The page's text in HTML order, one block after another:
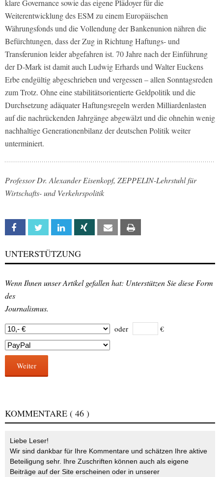
klare Governance sowie das eigene Plädoyer für die
Weiterentwicklung des ESM zu einem Europäischen
Währungsfonds und die Vollendung der Bankenunion nähren die
Befürchtungen, dass der Zug in Richtung Haftungs- und
Transferunion leider abgefahren ist. 70 Jahre nach der Einführung
der D-Mark ist damit auch Ludwig Erhards und Walter Euckens
Erbe endgültig abgeschrieben und vergessen – allen Sonntagsreden
zum Trotz. Ohne eine stabilitätsorientierte Geldpolitik und die
Durchsetzung adäquater Haftungsregeln werden Milliardenlasten
auf die nachrückenden Jahrgänge abgewälzt und die ohnehin wenig
nachhaltige Generationenbilanz der deutschen Politik weiter
unterminiert.
Professor Dr. Alexander Eisenkopf, ZEPPELIN-Lehrstuhl für
Wirtschafts- und Verkehrspolitik
Facebook Twitter Linkedin Xing Email
UNTERSTÜTZUNG
Wenn Ihnen unser Artikel gefallen hat: Unterstützen Sie diese Form
des
Journalismus.
oder €
Weiter
KOMMENTARE ( 46 )
Liebe Leser!
Wir sind dankbar für Ihre Kommentare und schätzen Ihre aktive
Beteiligung sehr. Ihre Zuschriften können auch als eigene
Beiträge auf der Site erscheinen oder in unserer